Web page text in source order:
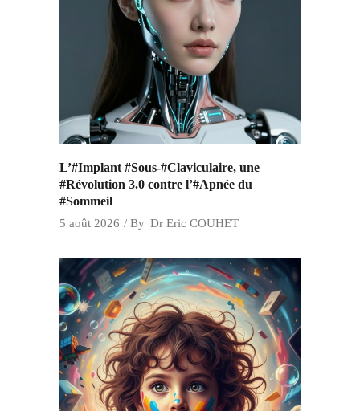
L’#Implant #Sous-#Claviculaire, une
#Révolution 3.0 contre l’#Apnée du
#Sommeil
5 août 2026 By Dr Eric COUHET